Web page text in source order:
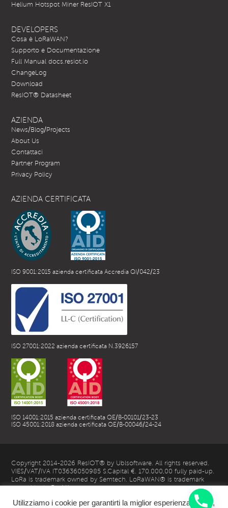
Helium Hotspot Miner ResIOT X1
DEVELOPERS
Cosa è LoRaWAN?
Supporto e Documentazione
Full Manual docs.resiot.io
ChangeLog
Download
ResIOT® Datasheet
AZIENDA
News/Blog/Projects
About Us
Contattaci
Partner Program
Privacy Policy
AZIENDA CERTIFICATA
ISO 9001:2015 azienda certificata Accredia QI/042/23
ISO 27001:2022 azienda certificata N.3926157
ISO 14001:2015 azienda certificata QE/B-00101/23-23
ISO 45001:2018 azienda certificata QE/B-00046/24-24
Copyright 2014-2026 ResIOT® by Ublsoftware. All rights reserved.
VIES/VAT/IVA IT03636050985 S.Capital €. 170.000,00 fully paid-up.
LoRa is trademark owned by Semtech. LoRaWAN® is trademark
owned by LoRa Alliance
Utilizziamo i cookie per garantirti la miglior esperienza utente,